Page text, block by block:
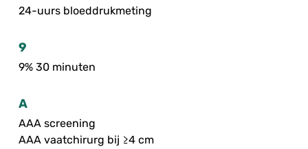
24-uurs bloeddrukmeting
9
9% 30 minuten
A
AAA screening
AAA vaatchirurg bij ≥4 cm